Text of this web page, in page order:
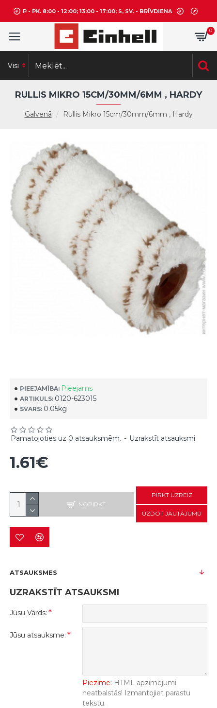
P - PK. 8:00 - 12:00; 13:00 - 17:00; S, SV. - BRĪVDIENA
0
Visi
Galvenā Rullis Mikro 15cm/30mm/6mm , Hardy
RULLIS MIKRO 15CM/30MM/6MM , HARDY
PIEEJAMĪBA: Pieejams
ARTIKULS: 0120-623015
SVARS: 0.05kg
Pamatojoties uz 0 atsauksmēm. - Uzrakstīt atsauksmi
1.61€
NOPIRKT
PIRKT UZREIZ
UZDOT JAUTĀJUMU
ATSAUKSMES
UZRAKSTĪT ATSAUKSMI
Jūsu Vārds:
Jūsu atsauksme:
Piezīme: HTML apzīmējumi
neatbalstās! Izmantojiet parastu
tekstu.